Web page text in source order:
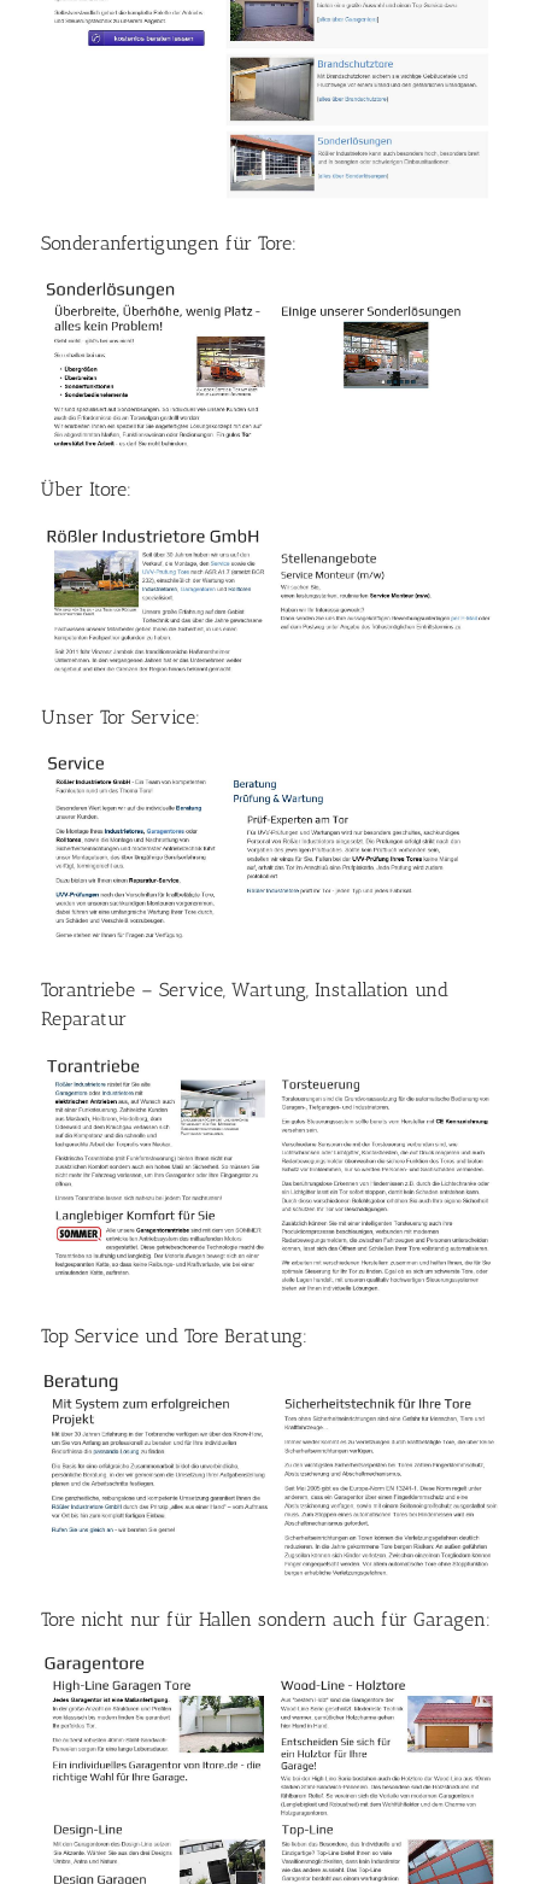
Sonderanfertigungen für Tore:
Über Itore:
Unser Tor Service:
Torantriebe – Service, Wartung, Installation und
Reparatur
Top Service und Tore Beratung:
Tore nicht nur für Hallen sondern auch für Garagen: